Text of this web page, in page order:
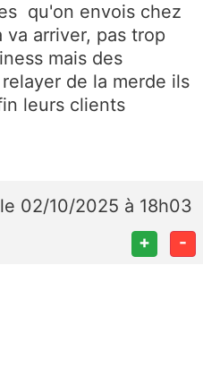
qu'on envois chez
va arriver, pas trop
mais des
de la merde ils
leurs clients
le 02/10/2025 à 18h03
+ -